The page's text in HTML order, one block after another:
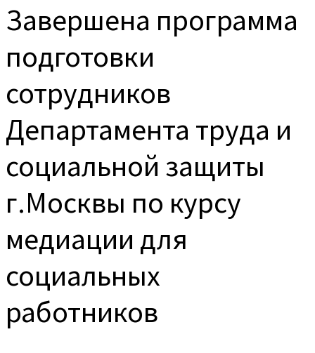
Завершена программа
подготовки
сотрудников
Департамента труда и
социальной защиты
г.Москвы по курсу
медиации для
социальных
работников